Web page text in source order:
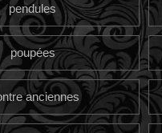
pendules
poupées
anciennes